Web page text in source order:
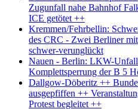
Zugunfall nahe Bahnhof
ICE getötet ++
Kremmen/Fehrbellin:
des CRC - Zwei Berliner
schwer-verunglückt
Nauen - Berlin: LKW-
Komplettsperrung der B 5
Dallgow-Döberitz ++
ausgepfiffen ++
Protest begleitet ++